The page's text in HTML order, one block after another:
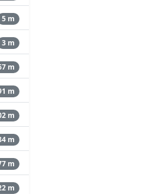
5 m
3 m
m
m
m
m
m
m